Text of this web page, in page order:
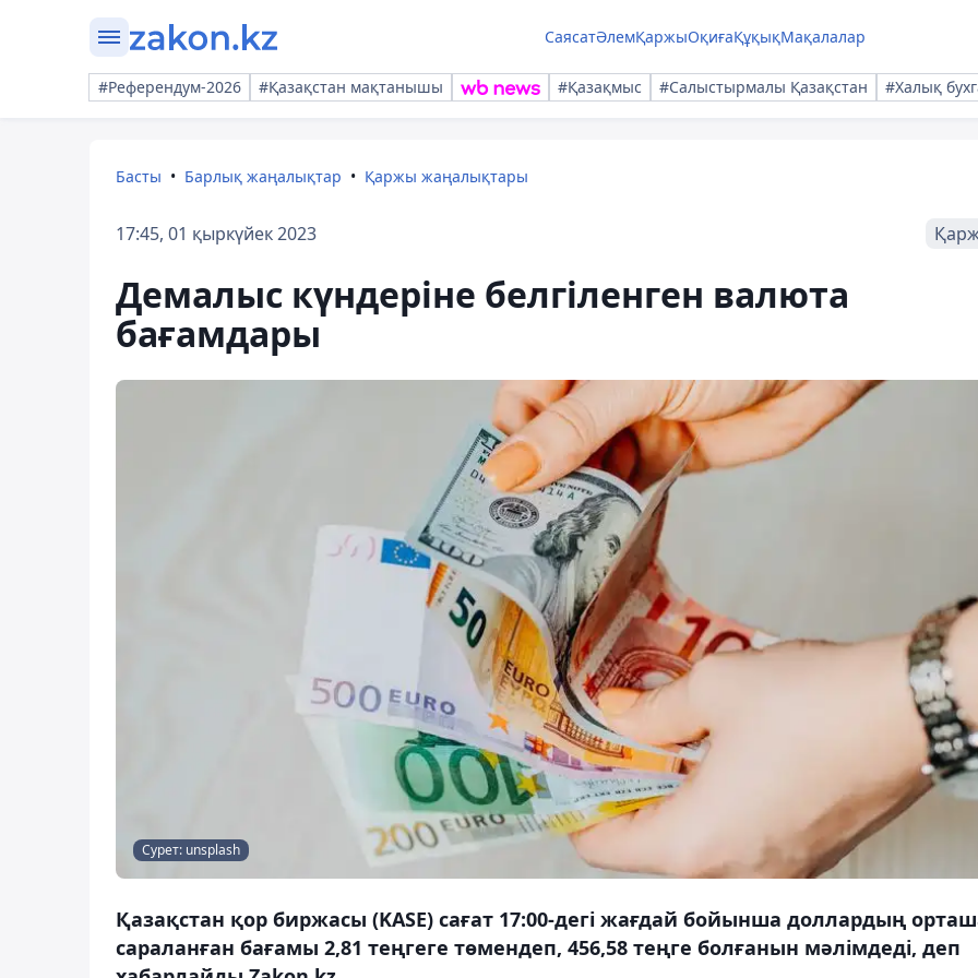
СаясатӘлемҚаржыОқиғаҚұқықМақалалар
#Референдум-2026 #Қазақстан мақтанышы #Қазақмыс #Салыстырмалы Қазақстан #Халық
Басты Барлық жаңалықтар Қаржы жаңалықтары
17:45, 01 қыркүйек 2023
Демалыс күндеріне белгіленген валюта
бағамдары
Сурет: unsplash
Қазақстан қор биржасы (KASE) сағат 17:00-дегі жағдай бойынша доллардың
сараланған бағамы 2,81 теңгеге төмендеп, 456,58 теңге болғанын мәлімдеді, деп